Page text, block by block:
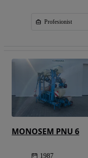
Profesionist
MONOSEM PNU 6
1987